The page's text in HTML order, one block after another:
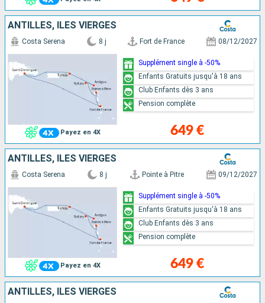
ANTILLES, ILES VIERGES
Payez en 4X
Costa Serena 8 j Fort de France 08/12/2027
649 €
Supplément single à -50%
Enfants Gratuits jusqu'à 18 ans
Club Enfants dès 3 ans
Pension complète
ANTILLES, ILES VIERGES
Payez en 4X
Costa Serena 8 j Pointe à Pitre 09/12/2027
649 €
Supplément single à -50%
Enfants Gratuits jusqu'à 18 ans
Club Enfants dès 3 ans
Pension complète
ANTILLES, ILES VIERGES